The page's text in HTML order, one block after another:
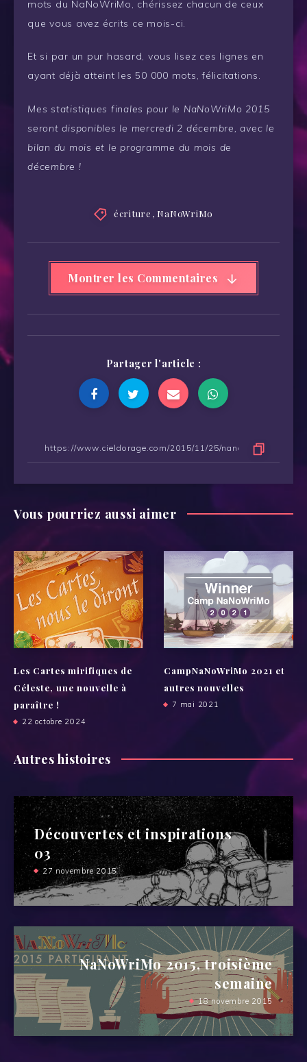
mots du NaNoWriMo, chérissez chacun de ceux
que vous avez écrits ce mois-ci.
Et si par un pur hasard, vous lisez ces lignes en
ayant déjà atteint les 50 000 mots, félicitations.
Mes statistiques finales pour le NaNoWriMo 2015
seront disponibles le mercredi 2 décembre, avec le
bilan du mois et le programme du mois de
décembre !
écriture , NaNoWriMo
Montrer les Commentaires
Partager l'article :
Vous pourriez aussi aimer
Les Cartes mirifiques de
Céleste, une nouvelle à
paraître !
22 octobre 2024
CampNaNoWriMo 2021 et
autres nouvelles
7 mai 2021
Autres histoires
Découvertes et inspirations
03
27 novembre 2015
NaNoWriMo 2015, troisième
semaine
18 novembre 2015